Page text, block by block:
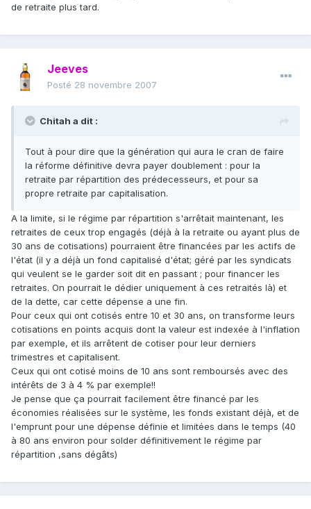
de retraite plus tard.
Jeeves
Posté 28 novembre 2007
Chitah a dit :
Tout à pour dire que la génération qui aura le cran de faire
la réforme définitive devra payer doublement : pour la
retraite par répartition des prédecesseurs, et pour sa
propre retraite par capitalisation.
A la limite, si le régime par répartition s'arrêtait maintenant, les
retraites de ceux trop engagés (déjà à la retraite ou ayant plus de
30 ans de cotisations) pourraient être financées par les actifs de
l'état (il y a déjà un fond capitalisé d'état; géré par les syndicats
qui veulent se le garder soit dit en passant ; pour financer les
retraites. On pourrait le dédier uniquement à ces retraités là) et
de la dette, car cette dépense a une fin.
Pour ceux qui ont cotisés entre 10 et 30 ans, on transforme leurs
cotisations en points acquis dont la valeur est indexée à l'inflation
par exemple, et ils arrêtent de cotiser pour leur derniers
trimestres et capitalisent.
Ceux qui ont cotisé moins de 10 ans sont remboursés avec des
intérêts de 3 à 4 % par exemple!!
Je pense que ça pourrait facilement être financé par les
économies réalisées sur le système, les fonds existant déjà, et de
l'emprunt pour une dépense définie et limitées dans le temps (40
à 80 ans environ pour solder définitivement le régime par
répartition ,sans dégâts)